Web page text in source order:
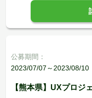
公募期間：
2023/07/07～2023/08/10
【熊本県】UXプロジ